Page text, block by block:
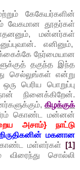
கேகேயர்களின்
வேகமான தூதர்கள்
மன்னர்கள்
எனினும்,
நேர்மையான
தகுந்த இந்த
செல்லுங்கள் என்று
பெரிய பொறுப்பு
நினைக்கிறேன்.
கிழக்குக்
வீரம் கொண்ட மன்னன்
அசாம்} நாட்டு
மகனான
மள்ளர்கள் [1]
விரைந்து சொல்லி